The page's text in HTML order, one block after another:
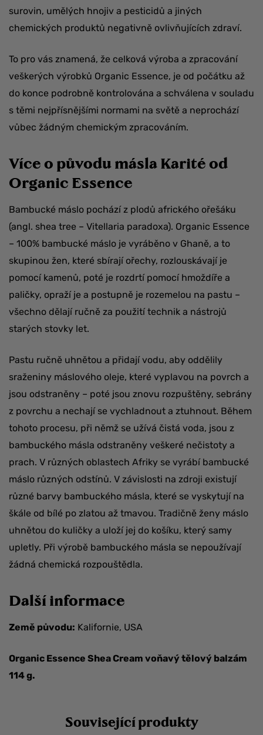
surovin, umělých hnojiv a pesticidů a jiných
chemických produktů negativně ovlivňujících zdraví.
To pro vás znamená, že celková výroba a zpracování
veškerých výrobků Organic Essence, je od počátku až
do konce podrobně kontrolována a schválena v souladu
s těmi nejpřísnějšími normami na světě a neprochází
vůbec žádným chemickým zpracováním.
Více o původu másla Karité od
Organic Essence
Bambucké máslo pochází z plodů afrického ořešáku
(angl. shea tree – Vitellaria paradoxa). Organic Essence
– 100% bambucké máslo je vyráběno v Ghaně, a to
skupinou žen, které sbírají ořechy, rozlouskávají je
pomocí kamenů, poté je rozdrtí pomocí hmoždíře a
paličky, opraží je a postupně je rozemelou na pastu –
všechno dělají ručně za použití technik a nástrojů
starých stovky let.
Pastu ručně uhnětou a přidají vodu, aby oddělily
sraženiny máslového oleje, které vyplavou na povrch a
jsou odstraněny – poté jsou znovu rozpuštěny, sebrány
z povrchu a nechají se vychladnout a ztuhnout. Během
tohoto procesu, při němž se užívá čistá voda, jsou z
bambuckého másla odstraněny veškeré nečistoty a
prach. V různých oblastech Afriky se vyrábí bambucké
máslo různých odstínů. V závislosti na zdroji existují
různé barvy bambuckého másla, které se vyskytují na
škále od bílé po zlatou až tmavou. Tradičně ženy máslo
uhnětou do kuličky a uloží jej do košíku, který samy
upletly. Při výrobě bambuckého másla se nepoužívají
žádná chemická rozpouštědla.
Další informace
Země původu: Kalifornie, USA
Organic Essence Shea Cream voňavý tělový balzám
114 g.
Související produkty